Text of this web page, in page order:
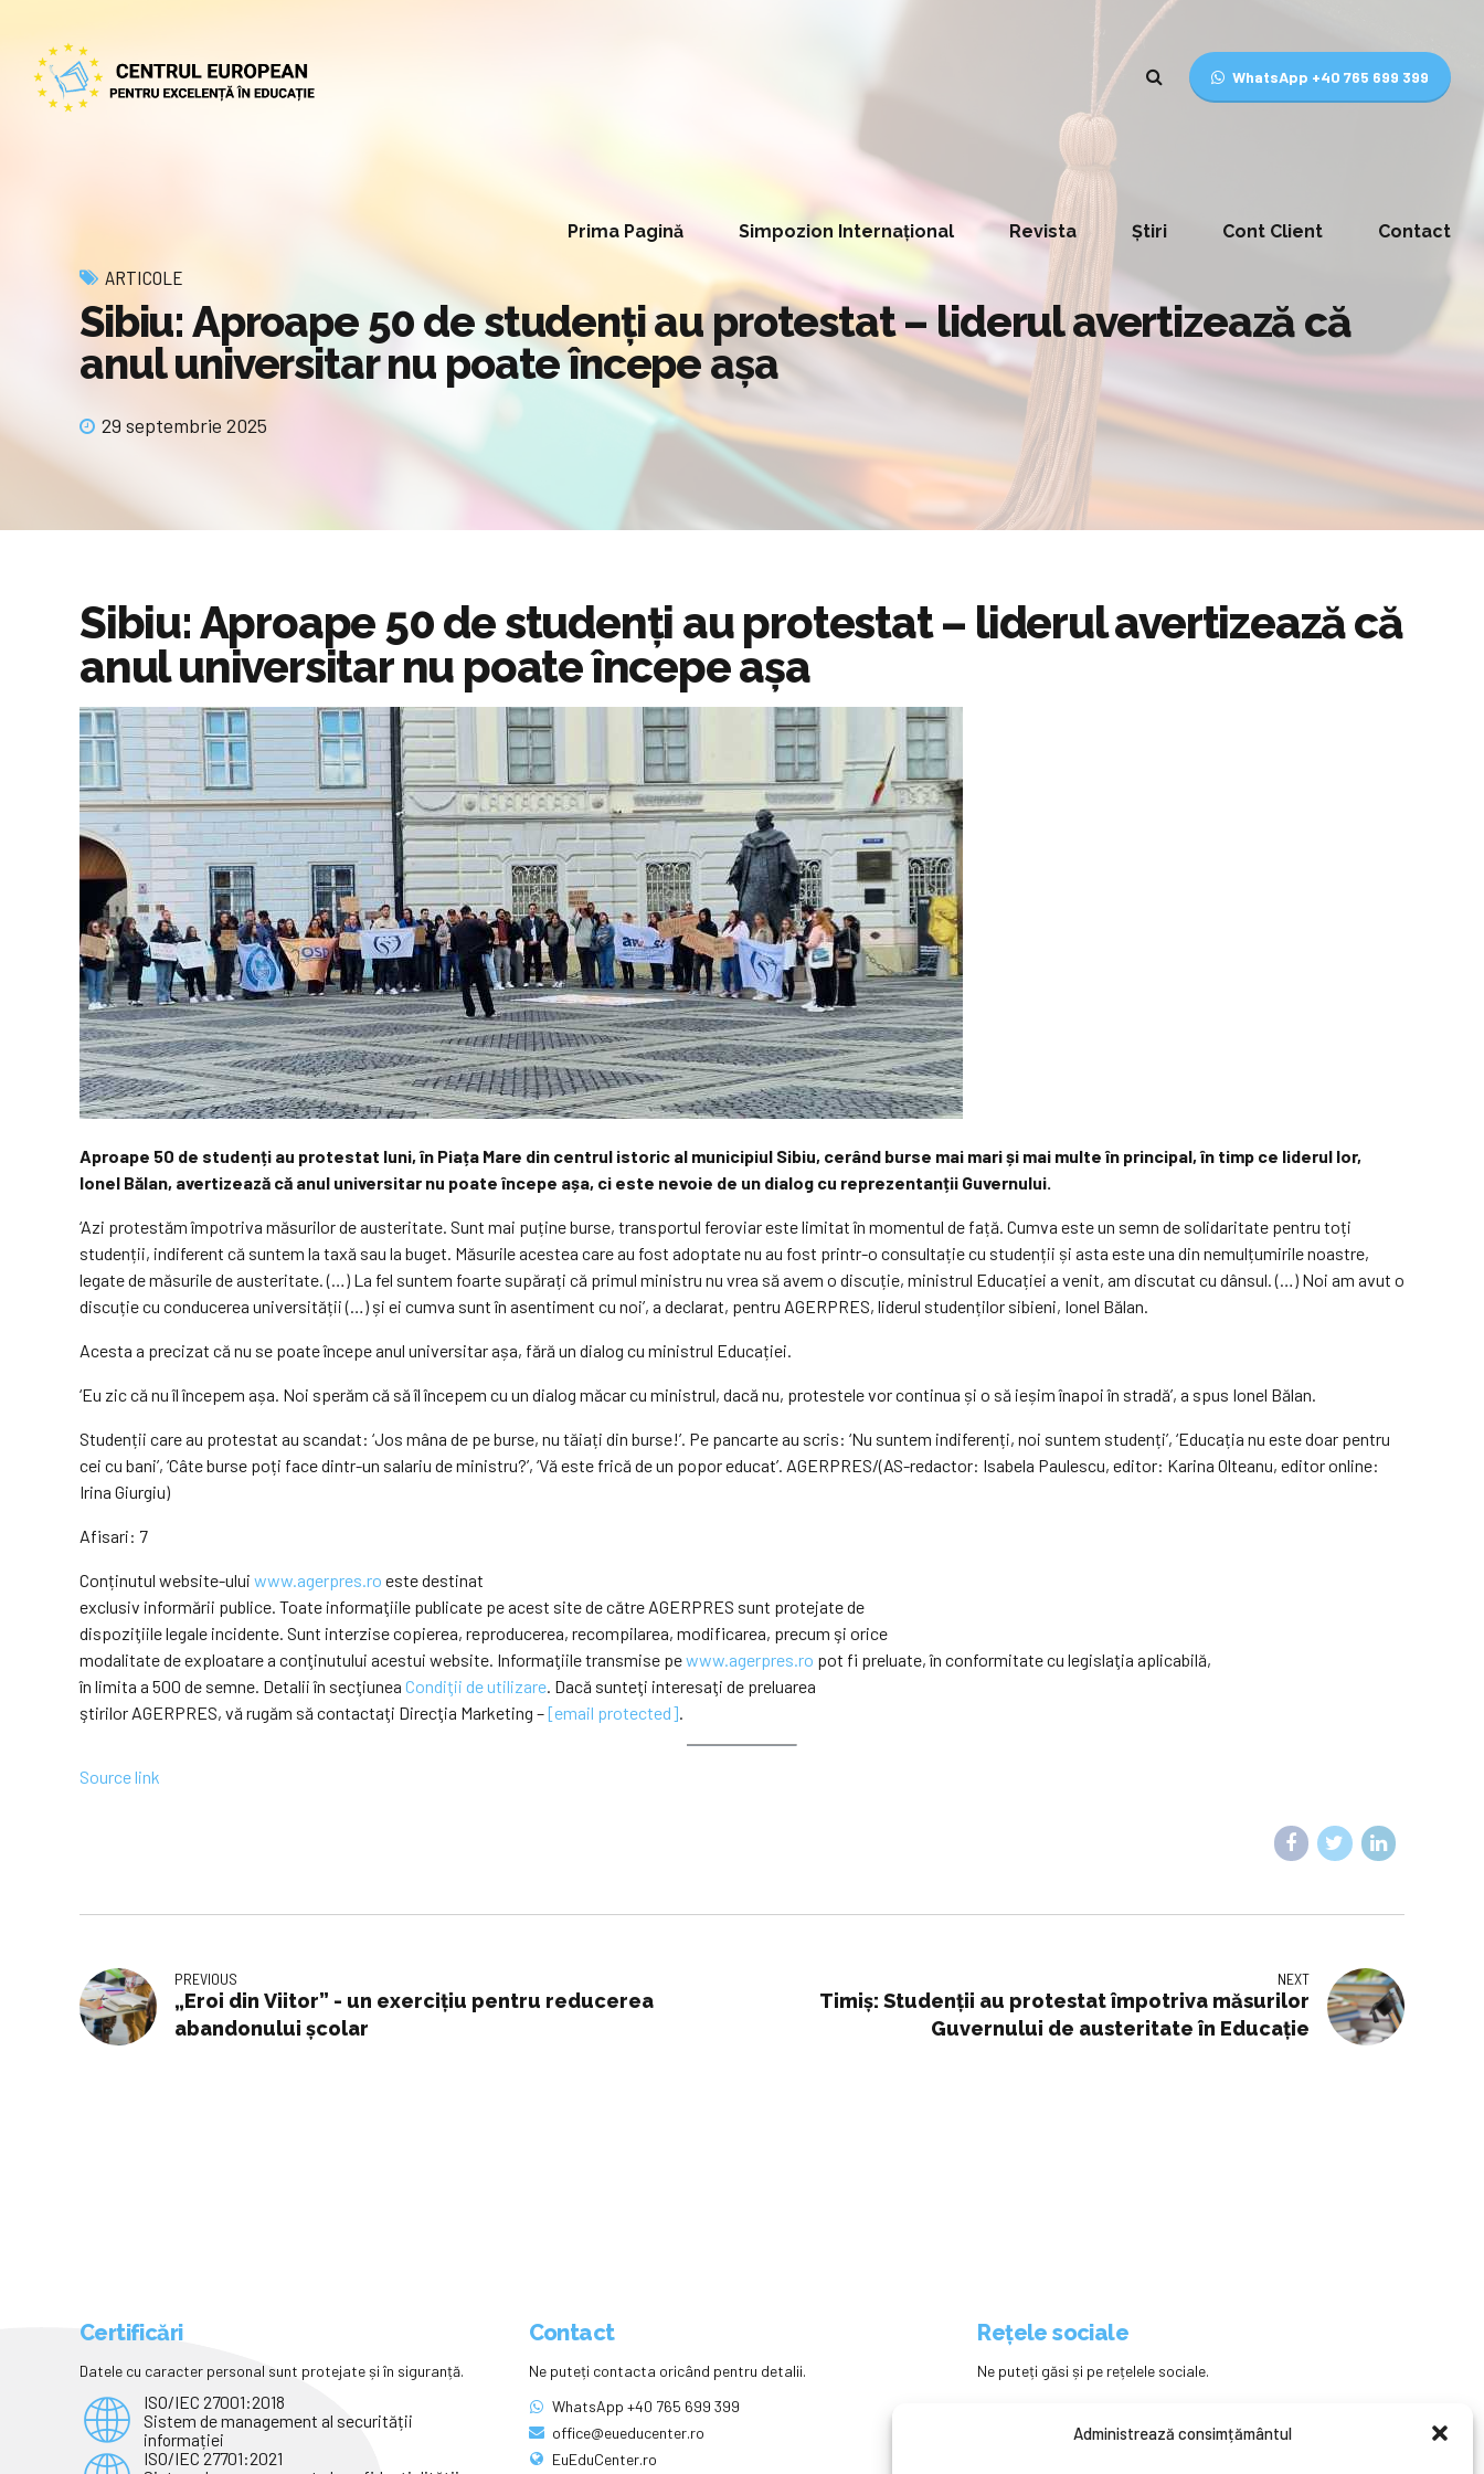
Administrează consimțământul
WhatsApp +40 765 699 399
Prima Pagină Simpozion Internațional Revista Știri Cont Client Contact
ARTICOLE
Sibiu: Aproape 50 de studenți au protestat – liderul avertizează că
anul universitar nu poate începe așa
29 septembrie 2025
Sibiu: Aproape 50 de studenți au protestat – liderul avertizează că
anul universitar nu poate începe așa
Aproape 50 de studenți au protestat luni, în Piața Mare din centrul istoric al municipiul Sibiu, cerând burse mai mari și mai multe în principal, în timp ce liderul lor,
Ionel Bălan, avertizează că anul universitar nu poate începe așa, ci este nevoie de un dialog cu reprezentanții Guvernului.
‘Azi protestăm împotriva măsurilor de austeritate. Sunt mai puține burse, transportul feroviar este limitat în momentul de față. Cumva este un semn de solidaritate pentru toți
studenții, indiferent că suntem la taxă sau la buget. Măsurile acestea care au fost adoptate nu au fost printr-o consultație cu studenții și asta este una din nemulțumirile noastre,
legate de măsurile de austeritate. (…) La fel suntem foarte supărați că primul ministru nu vrea să avem o discuție, ministrul Educației a venit, am discutat cu dânsul. (…) Noi am avut o
discuție cu conducerea universității (…) și ei cumva sunt în asentiment cu noi’, a declarat, pentru AGERPRES, liderul studenților sibieni, Ionel Bălan.
Acesta a precizat că nu se poate începe anul universitar așa, fără un dialog cu ministrul Educației.
‘Eu zic că nu îl începem așa. Noi sperăm că să îl începem cu un dialog măcar cu ministrul, dacă nu, protestele vor continua și o să ieșim înapoi în stradă’, a spus Ionel Bălan.
Studenții care au protestat au scandat: ‘Jos mâna de pe burse, nu tăiați din burse!’. Pe pancarte au scris: ‘Nu suntem indiferenți, noi suntem studenți’, ‘Educația nu este doar pentru
cei cu bani’, ‘Câte burse poți face dintr-un salariu de ministru?’, ‘Vă este frică de un popor educat’. AGERPRES/(AS-redactor: Isabela Paulescu, editor: Karina Olteanu, editor online:
Irina Giurgiu)
Afisari: 7
Conținutul website-ului www.agerpres.ro este destinat
exclusiv informării publice. Toate informaţiile publicate pe acest site de către AGERPRES sunt protejate de
dispoziţiile legale incidente. Sunt interzise copierea, reproducerea, recompilarea, modificarea, precum şi orice
modalitate de exploatare a conţinutului acestui website. Informaţiile transmise pewww.agerpres.ro pot fi preluate, în conformitate cu legislaţia aplicabilă,
în limita a 500 de semne. Detalii în secţiunea Condiţii de utilizare. Dacă sunteţi interesaţi de preluarea
ştirilor AGERPRES, vă rugăm să contactaţi Direcţia Marketing –[email protected].
Source link
PREVIOUS
„Eroi din Viitor” - un exercițiu pentru reducerea
abandonului școlar
NEXT
Timiș: Studenții au protestat împotriva măsurilor
Guvernului de austeritate în Educație
Certificări
Datele cu caracter personal sunt protejate și în siguranță.
ISO/IEC 27001:2018
Sistem de management al securității
informației
ISO/IEC 27701:2021
Contact
Ne puteți contacta oricând pentru detalii.
WhatsApp +40 765 699 399
office@eueducenter.ro
EuEduCenter.ro
Rețele sociale
Ne puteți găsi și pe rețelele sociale.